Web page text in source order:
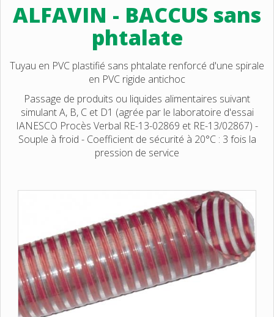
ALFAVIN - BACCUS sans
phtalate
Tuyau en PVC plastifié sans phtalate renforcé d'une spirale
en PVC rigide antichoc
Passage de produits ou liquides alimentaires suivant
simulant A, B, C et D1 (agrée par le laboratoire d'essai
IANESCO Procès Verbal RE-13-02869 et RE-13/02867) -
Souple à froid - Coefficient de sécurité à 20°C : 3 fois la
pression de service